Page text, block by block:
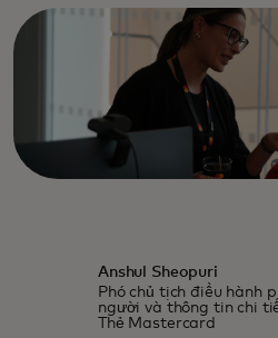
Anshul Sheopuri
Phó chủ tịch điều hành
người và thông tin chi
Thẻ Mastercard